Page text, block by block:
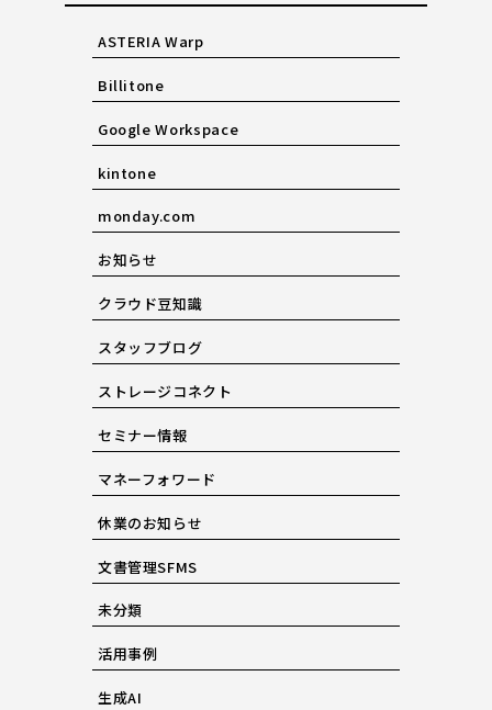
ASTERIA Warp
Billitone
Google Workspace
kintone
monday.com
お知らせ
クラウド豆知識
スタッフブログ
ストレージコネクト
セミナー情報
マネーフォワード
休業のお知らせ
文書管理SFMS
未分類
活用事例
生成AI